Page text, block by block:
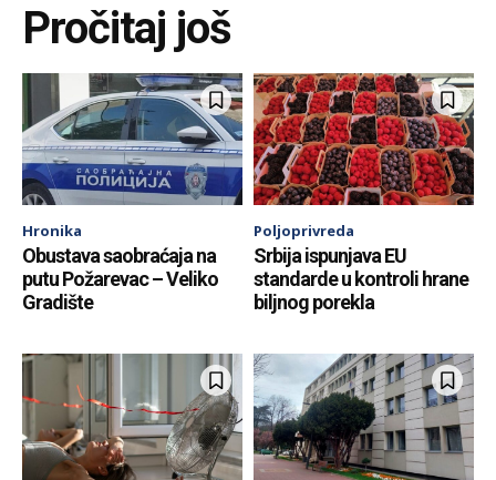
Pročitaj još
Hronika
Obustava saobraćaja na
putu Požarevac – Veliko
Gradište
Poljoprivreda
Srbija ispunjava EU
standarde u kontroli hrane
biljnog porekla